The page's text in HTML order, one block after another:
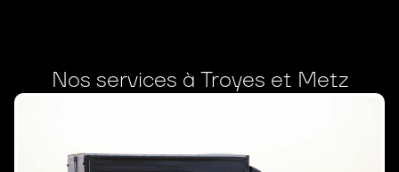
Nos services à Troyes et Metz